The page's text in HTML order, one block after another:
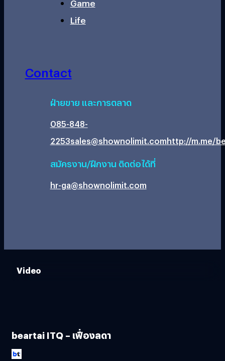
Game
Life
Contact
ฝ่ายขาย และการตลาด
085-848-
2253sales@shownolimit.comhttp://m.me/
สมัครงาน/ฝึกงาน ติดต่อได้ที่
hr-ga@shownolimit.com
Video
beartai ITQ – เฟื่องลดา